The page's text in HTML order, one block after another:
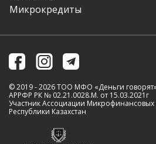
Микрокредиты
© 2019 - 2026 ТОО МФО «Деньги
АРРФР РК № 02.21.0028.M. от 15.03.2021г
Участник Ассоциации
Республики Казахстан